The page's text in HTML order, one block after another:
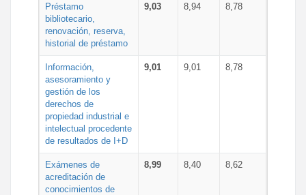
Préstamo
bibliotecario,
renovación, reserva,
historial de préstamo
9,03 8,94 8,78
Información,
asesoramiento y
gestión de los
derechos de
propiedad industrial e
intelectual procedente
de resultados de I+D
9,01 9,01 8,78
Exámenes de
acreditación de
conocimientos de
8,99 8,40 8,62